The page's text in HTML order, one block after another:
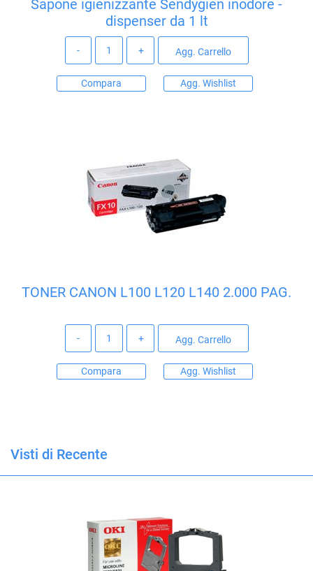
Sapone igienizzante Sendygien inodore -
dispenser da 1 lt
Agg. Carrello
Compara Agg. Wishlist
TONER CANON L100 L120 L140 2.000 PAG.
Agg. Carrello
Compara Agg. Wishlist
Visti di Recente